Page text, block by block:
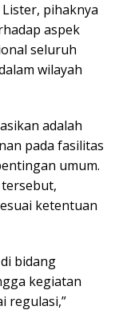
pihaknya
aspek
seluruh
wilayah
adalah
pada fasilitas
umum.
ketentuan
bidang
kegiatan
regulasi,”